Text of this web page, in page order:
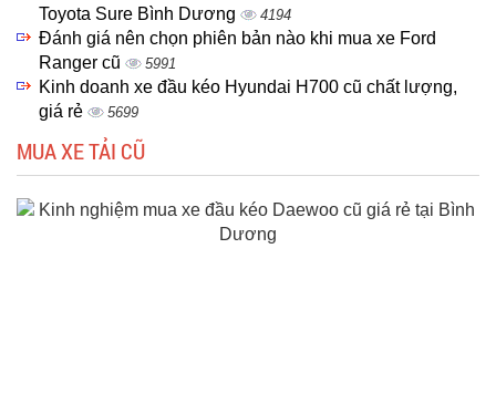
Toyota Sure Bình Dương
4194
Đánh giá nên chọn phiên bản nào khi mua xe Ford
Ranger cũ
5991
Kinh doanh xe đầu kéo Hyundai H700 cũ chất lượng,
giá rẻ
5699
MUA XE TẢI CŨ